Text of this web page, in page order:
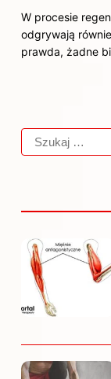
W procesie
odgrywają
prawda, żadne